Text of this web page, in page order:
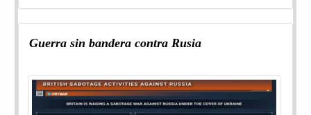
Guerra sin bandera contra Rusia